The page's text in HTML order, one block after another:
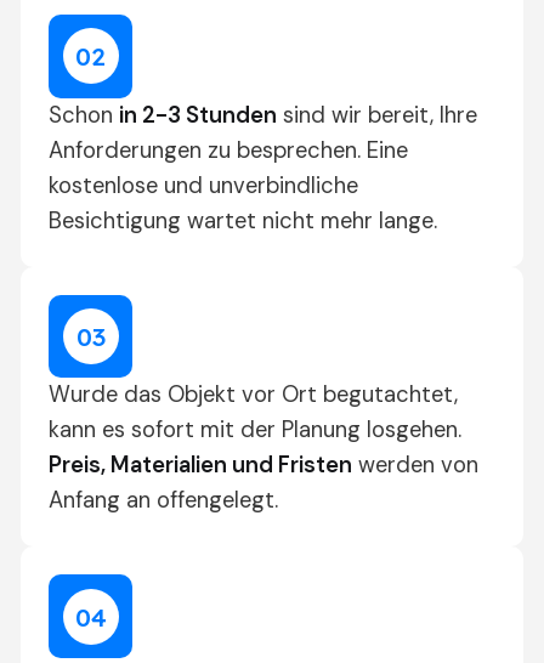
02
Schon in 2-3 Stunden sind wir bereit, Ihre
Anforderungen zu besprechen. Eine
kostenlose und unverbindliche
Besichtigung wartet nicht mehr lange.
03
Wurde das Objekt vor Ort begutachtet,
kann es sofort mit der Planung losgehen.
Preis, Materialien und Fristen werden von
Anfang an offengelegt.
04